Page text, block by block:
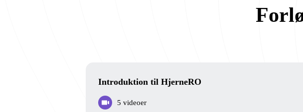
Introduktion til HjerneRO
5 videoer